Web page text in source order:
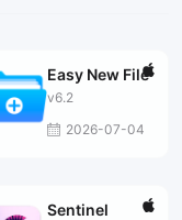
Easy New File
v6.2
2026-07-04
Sentinel